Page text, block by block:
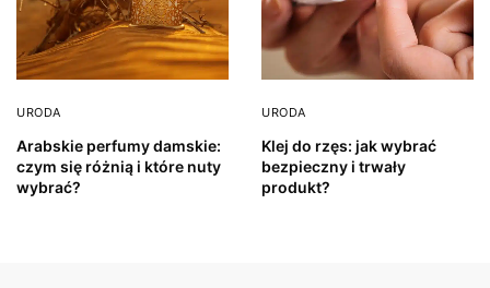
URODA
Arabskie perfumy damskie:
czym się różnią i które nuty
wybrać?
URODA
Klej do rzęs: jak wybrać
bezpieczny i trwały
produkt?